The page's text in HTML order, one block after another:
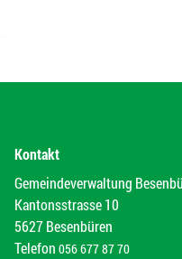
Kontakt
Gemeindeverwaltung
Kantonsstrasse 10
5627 Besenbüren
Telefon 056 677 87 70